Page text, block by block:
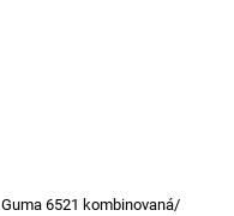
Guma 6521 kombinovaná/